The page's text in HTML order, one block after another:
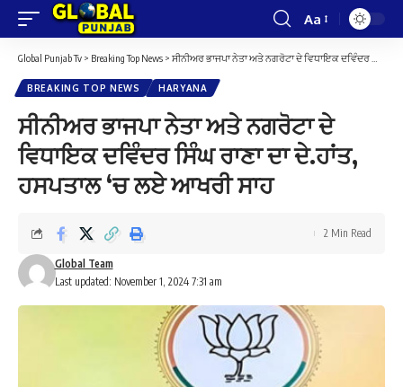
Font
Resizer
Aa
Global Punjab Tv > Breaking Top News > ਸੀਨੀਅਰ ਭਾਜਪਾ ਨੇਤਾ ਅਤੇ ਨਗਰੋਟਾ ਦੇ ਵਿਧਾਇਕ ਦਵਿੰਦਰ ਸਿੰਘ ਰਾਣਾ ਦਾ ਦੇ.ਹਾਂਤ, ਹਸਪਤਾਲ ‘ਚ ਲਏ ਆਖਰੀ ਸਾਹ
BREAKING TOP NEWS HARYANA
ਸੀਨੀਅਰ ਭਾਜਪਾ ਨੇਤਾ ਅਤੇ ਨਗਰੋਟਾ ਦੇ
ਵਿਧਾਇਕ ਦਵਿੰਦਰ ਸਿੰਘ ਰਾਣਾ ਦਾ ਦੇ.ਹਾਂਤ,
ਹਸਪਤਾਲ ‘ਚ ਲਏ ਆਖਰੀ ਸਾਹ
Last updated: November 1, 2024 7:31 am
Global Team
2 Min Read